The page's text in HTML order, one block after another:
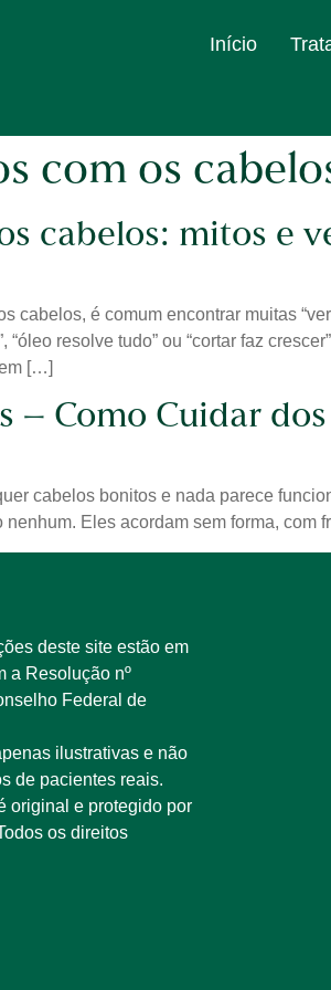
Início
com os
cabelos: mitos e
cabelos, é comum encontrar muitas
“óleo resolve tudo” ou “cortar faz
[…]
– Como Cuidar
cabelos bonitos e nada parece
Eles acordam sem forma,
deste site estão em
a Resolução nº
Federal de
ilustrativas e não
de pacientes reais.
original e protegido por
os direitos